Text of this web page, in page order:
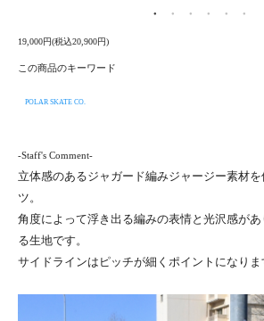
19,000円(税込20,900円)
この商品のキーワード
POLAR SKATE CO.
-Staff's Comment-
立体感のあるジャガード編みジャージー素材
ツ。
角度によって浮き出る編みの表情と光沢感が
る生地です。
サイドラインはピッチが細くポイントになりま